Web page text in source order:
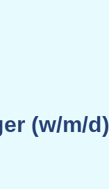
(w/m/d)